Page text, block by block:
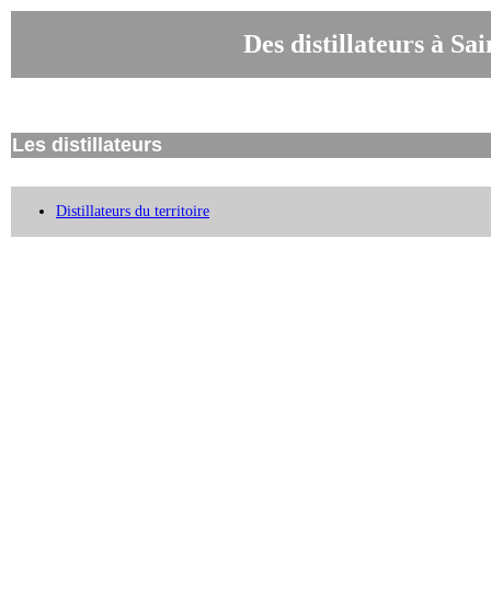
Des distillateurs à
Les distillateurs
Distillateurs du territoire